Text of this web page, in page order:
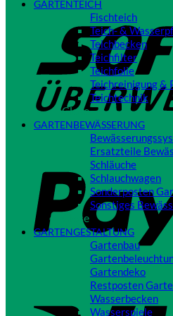
GARTENTEICH
Fischteich
Teich- &
Teichbecken
Teichfilter
Teichfolie
Teichreinigung &
Teichtechnik
Close
GARTENBEWÄSSERUNG
Ersatzteile
Schläuche
Schlauchwagen
Sonderposten
Sonstiges
Close
GARTENGESTALTUNG
Gartenbau
Gartendeko
Restposten
Wasserbecken
Wasserspiele